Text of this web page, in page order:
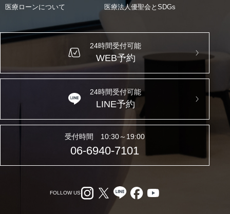
医療ローンについて
医療法人優聖会とSDGs
24時間受付可能
WEB予約
24時間受付可能
LINE予約
受付時間 10:30～19:00
06-6940-7101
FOLLOW US